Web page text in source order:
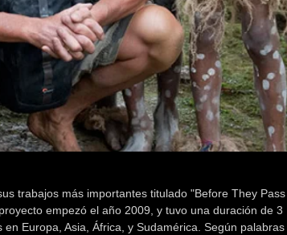
trabajos más importantes titulado "Before They Pass
empezó el año 2009, y tuvo una duración de 3
Europa, Asia, África, y Sudamérica. Según palabras